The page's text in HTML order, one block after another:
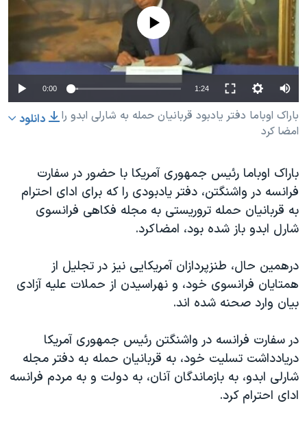
فرهنگ و زندگی
حقوق شهروندی
اقتصادی
علم و فناوری
اسرائیل در جنگ
گالری عکس
مستندها
انتخابات ریاست جمهوری آمریکا ۲۰۲۴
حمله جمهوری اسلامی به اسرائیل
رمز مهسا
ورزش زنان در ایران
اعتراضات زن، زندگی، آزادی
تریبونال مردمی آبان ۹۸
دادگاه حمید نوری
چهل سال گروگان‌گیری
قانون شفافیت دارائی کادر رهبری ایران
اعتراضات مردمی آبان ۹۸
اسرائیل در جنگ
نرگس محمدی برنده جایزه نوبل صلح
همایش محافظه‌کاران آمریکا «سی‌پک»
صفحه‌های ویژه
دنبال کنید
زبانهای مختلف
No media source currently available
0:00 1:24
دانلود
باراک اوباما دفتر یادبود قربانیان حمله به شارلی ابدو را
امضا کرد
باراک اوباما رئیس جمهوری آمریکا با حضور در سفارت
فرانسه در واشنگتن، دفتر یادبودی را که برای ادای احترام
به قربانیان حمله تروریستی به مجله فکاهی فرانسوی
شارل ابدو باز شده بود، امضاکرد.
درهمین حال، طنزپردازان آمریکایی نیز در تجلیل از
همتایان فرانسوی خود، و نهراسیدن از حملات علیه آزادی
بیان وارد صحنه شده اند.
در سفارت فرانسه در واشنگتن رئیس جمهوری آمریکا
دریادداشت تسلیت خود، به قربانیان حمله به دفتر مجله
شارلی ابدو، به بازماندگان آنان، به دولت و به مردم فرانسه
ادای احترام کرد.